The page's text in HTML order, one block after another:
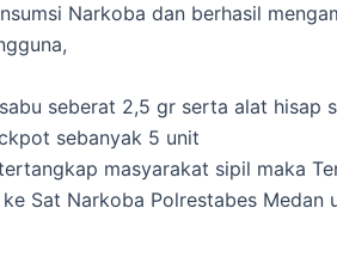
Narkoba dan berhasil
seberat 2,5 gr serta alat hisap
sebanyak 5 unit
masyarakat sipil maka
Sat Narkoba Polrestabes Medan